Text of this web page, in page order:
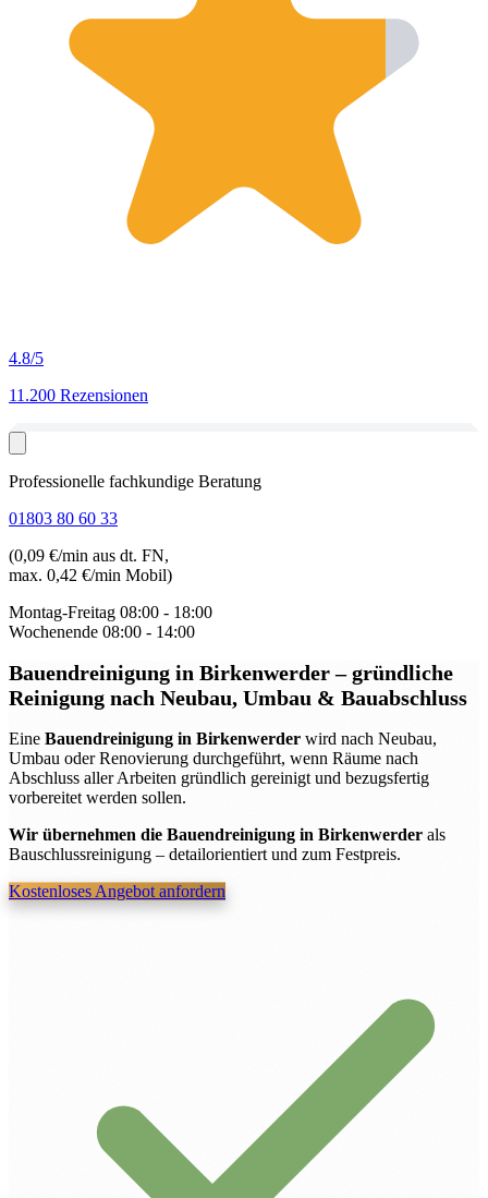
4.8/5
11.200 Rezensionen
Professionelle fachkundige Beratung
01803 80 60 33
(0,09 €/min aus dt. FN,
max. 0,42 €/min Mobil)
Montag-Freitag 08:00 - 18:00
Wochenende 08:00 - 14:00
Bauendreinigung in Birkenwerder– gründliche
Reinigung nach Neubau, Umbau & Bauabschluss
Eine Bauendreinigung in Birkenwerder wird nach Neubau,
Umbau oder Renovierung durchgeführt, wenn Räume nach
Abschluss aller Arbeiten gründlich gereinigt und bezugsfertig
vorbereitet werden sollen.
Wir übernehmen die Bauendreinigung in Birkenwerder als
Bauschlussreinigung – detailorientiert und zum Festpreis.
Kostenloses Angebot anfordern